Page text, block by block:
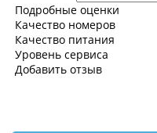
Подробные оценки
Качество номеров
Качество питания
Уровень сервиса
Добавить отзыв